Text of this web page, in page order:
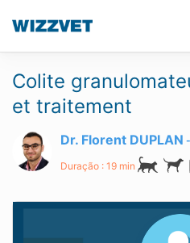
Colite
et traitement
Dr. Florent DUPLAN
Duração : 19 min